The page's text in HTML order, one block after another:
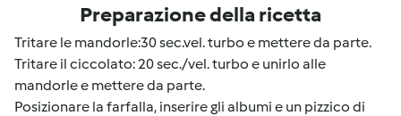
Preparazione della ricetta
Tritare le mandorle:30 sec.vel. turbo e mettere da parte.
Tritare il ciccolato: 20 sec./vel. turbo e unirlo alle
mandorle e mettere da parte.
Posizionare la farfalla, inserire gli albumi e un pizzico di